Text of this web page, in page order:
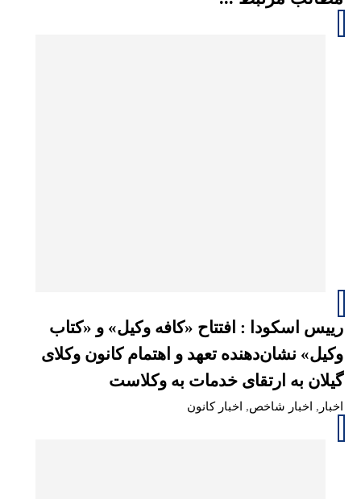
رییس اسکودا : افتتاح «کافه وکیل» و «کتاب
وکیل» نشان‌دهنده تعهد و اهتمام کانون وکلای
گیلان به ارتقای خدمات به وکلاست
اخبار , اخبار شاخص, اخبار کانون